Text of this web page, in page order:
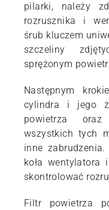
pilarki, należy
rozrusznika i
śrub kluczem
szczeliny
sprężonym
Następnym
cylindra i jego
powietrza
wszystkich tych
inne
koła wentylatora
skontrolować
Filtr powietrza